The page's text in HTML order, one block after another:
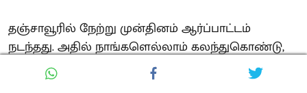
தஞ்சாவூரில் நேற்று முன்தினம் ஆர்ப்பாட்டம்
நடந்தது. அதில் நாங்களெல்லாம் கலந்துகொண்டு,
விவசாயிகள் சந்திக்கக்கூடிய
பிரச்சினைகளையெல்லாம் நாங்கள் பேசினோம்.